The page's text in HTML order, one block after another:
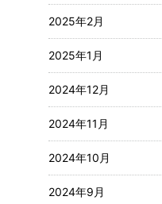
2025年2月
2025年1月
2024年12月
2024年11月
2024年10月
2024年9月